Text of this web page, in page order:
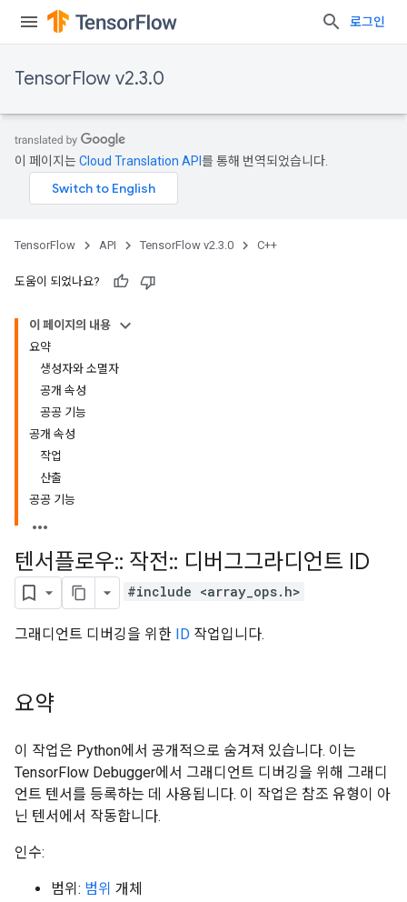
로그인
TensorFlow v2.3.0
이 페이지는Cloud Translation API 를 통해 번역되었습니다.
TensorFlow API TensorFlow v2.3.0 C++
도움이 되었나요?
이 페이지의 내용
요약
생성자와 소멸자
공개 속성
공공 기능
공개 속성
작업
산출
공공 기능
텐서플로우:: 작전:: 디버그그라디언트 ID
#include <array_ops.h>
그래디언트 디버깅을 위한 ID 작업입니다.
요약
이 작업은 Python에서 공개적으로 숨겨져 있습니다. 이는
TensorFlow Debugger에서 그래디언트 디버깅을 위해 그래디
언트 텐서를 등록하는 데 사용됩니다. 이 작업은 참조 유형이 아
닌 텐서에서 작동합니다.
인수:
범위: 범위 개체